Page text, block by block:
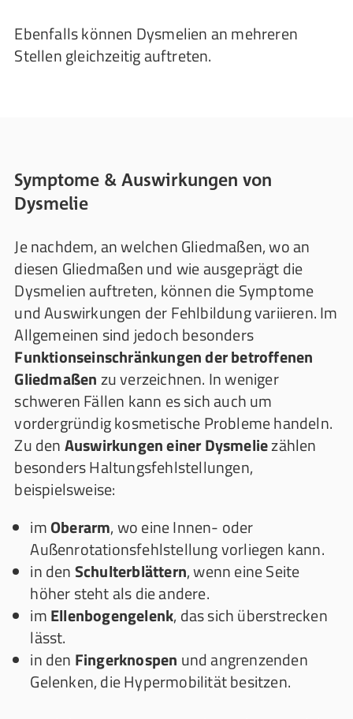
Ebenfalls können Dysmelien an mehreren
Stellen gleichzeitig auftreten.
Symptome & Auswirkungen von
Dysmelie
Je nachdem, an welchen Gliedmaßen, wo an
diesen Gliedmaßen und wie ausgeprägt die
Dysmelien auftreten, können die Symptome
und Auswirkungen der Fehlbildung variieren. Im
Allgemeinen sind jedoch besonders
Funktionseinschränkungen der betroffenen
Gliedmaßenzu verzeichnen. In weniger
schweren Fällen kann es sich auch um
vordergründig kosmetische Probleme handeln.
Zu denAuswirkungen einer Dysmeliezählen
besonders Haltungsfehlstellungen,
beispielsweise:
imOberarm, wo eine Innen- oder
Außenrotationsfehlstellung vorliegen kann.
in denSchulterblättern, wenn eine Seite
höher steht als die andere.
imEllenbogengelenk, das sich überstrecken
lässt.
in den Fingerknospen und angrenzenden
Gelenken, die Hypermobilität besitzen.